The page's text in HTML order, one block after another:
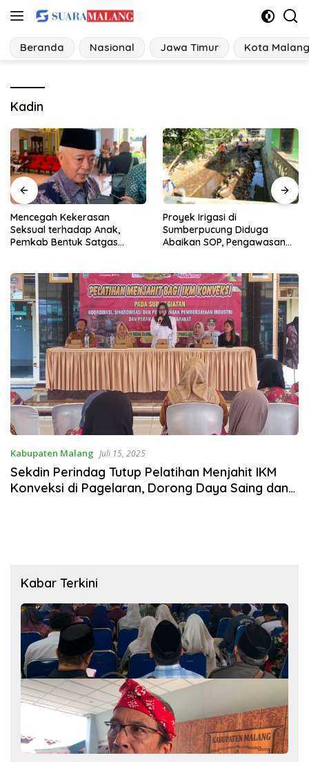
Langsung
konten
Beranda Nasional Jawa Timur Kota Malang
Kadin
Anak,
Proyek Irigasi di
Sumberpucung Diduga
Abaikan SOP, Pengawasan
Ancaman
Desa di Jatim
Tangguh
Kabupaten Malang Juli 15, 2025
Sekdin Perindag Tutup Pelatihan Menjahit IKM
Konveksi di Pagelaran, Dorong Daya Saing dan
Kabar Terkini